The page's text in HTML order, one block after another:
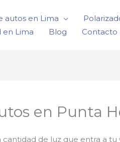
autos en Lima
en Lima
Blog Contacto
en Punta
de luz que entra a